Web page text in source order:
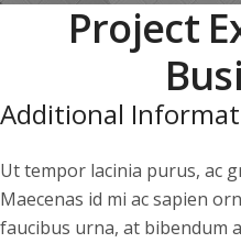
Project
Additional
Ut tempor lacinia purus, ac
Maecenas id mi ac sapien
faucibus urna, at bibendum